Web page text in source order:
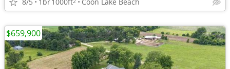
$659,900